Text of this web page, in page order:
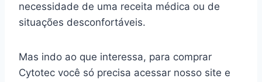
necessidade de uma receita médica ou de
situações desconfortáveis.
Mas indo ao que interessa, para comprar
Cytotec você só precisa acessar nosso site e